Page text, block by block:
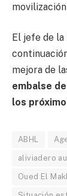
El jefe de
mejora de
embalse
los
ABHL
aliviadero
Oued El